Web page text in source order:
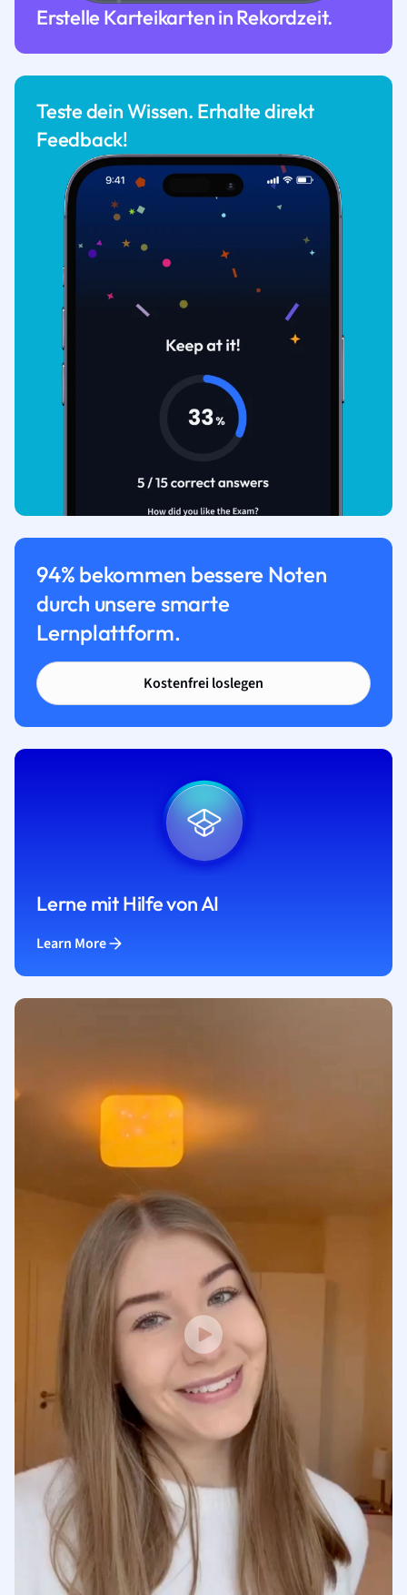
Erstelle Karteikarten in Rekordzeit.
Teste dein Wissen. Erhalte direkt
Feedback!
94% bekommen bessere Noten
durch unsere smarte
Lernplattform.
Kostenfrei loslegen
Lerne mit Hilfe von AI
Learn More